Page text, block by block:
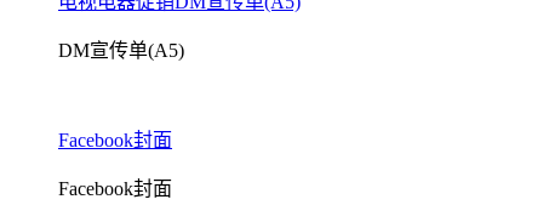
DM宣传单(A5)
Facebook封面
Facebook封面